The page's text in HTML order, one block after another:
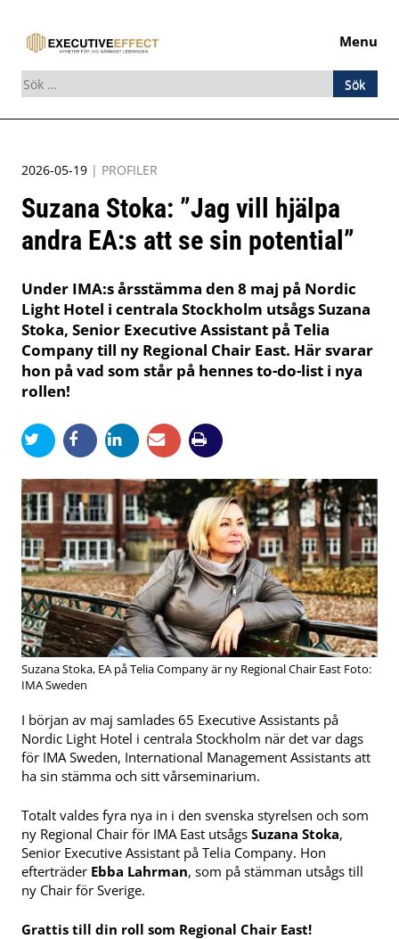
Menu
Sök
efter:
to
2026-05-19 | PROFILER
Suzana Stoka: ”Jag vill hjälpa
andra EA:s att se sin potential”
Under IMA:s årsstämma den 8 maj på Nordic
Light Hotel i centrala Stockholm utsågs Suzana
Stoka, Senior Executive Assistant på Telia
Company till ny Regional Chair East. Här svarar
hon på vad som står på hennes to-do-list i nya
rollen!
Suzana Stoka, EA på Telia Company är ny Regional Chair East Foto:
IMA Sweden
I början av maj samlades 65 Executive Assistants på
Nordic Light Hotel i centrala Stockholm när det var dags
för IMA Sweden, International Management Assistants att
ha sin stämma och sitt vårseminarium.
Totalt valdes fyra nya in i den svenska styrelsen och som
ny Regional Chair för IMA East utsågs Suzana Stoka,
Senior Executive Assistant på Telia Company. Hon
efterträder Ebba Lahrman, som på stämman utsågs till
ny Chair för Sverige.
Grattis till din roll som Regional Chair East!